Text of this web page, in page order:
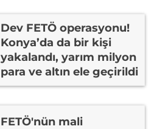
Dev FETÖ operasyonu!
Konya’da da bir kişi
yakalandı, yarım milyon
para ve altın ele geçirildi
FETÖ'nün mali